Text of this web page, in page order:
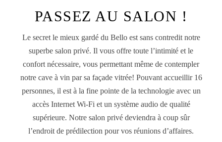
PASSEZ AU SALON !
Le secret le mieux gardé du Bello est sans contredit notre
superbe salon privé. Il vous offre toute l’intimité et le
confort nécessaire, vous permettant même de contempler
notre cave à vin par sa façade vitrée! Pouvant accueillir 16
personnes, il est à la fine pointe de la technologie avec un
accès Internet Wi-Fi et un système audio de qualité
supérieure. Notre salon privé deviendra à coup sûr
l’endroit de prédilection pour vos réunions d’affaires.